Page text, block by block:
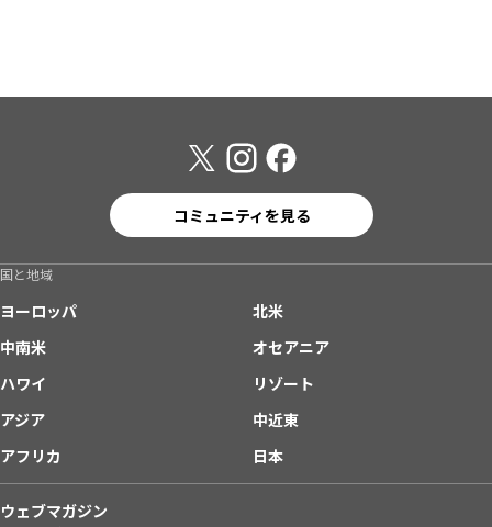
コミュニティを見る
国と地域
ヨーロッパ
北米
中南米
オセアニア
ハワイ
リゾート
アジア
中近東
アフリカ
日本
ウェブマガジン